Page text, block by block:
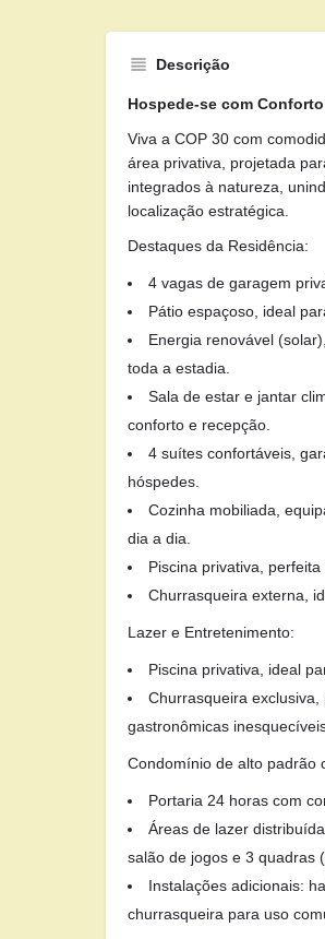
Descrição
Hospede-se com
Viva a COP 30 com
área privativa, projetada
integrados à natureza,
localização estratégica.
Destaques da Residência:
4 vagas de garagem
Pátio espaçoso, ideal
Energia renovável
toda a estadia.
Sala de estar e jantar
conforto e recepção.
4 suítes confortáveis,
hóspedes.
Cozinha mobiliada,
dia a dia.
Piscina privativa,
Churrasqueira externa,
Lazer e Entretenimento:
Piscina privativa, ideal
Churrasqueira
gastronômicas
Condomínio de alto padrão
Portaria 24 horas com
Áreas de lazer
salão de jogos e 3 quadras
Instalações adicionais:
churrasqueira para uso